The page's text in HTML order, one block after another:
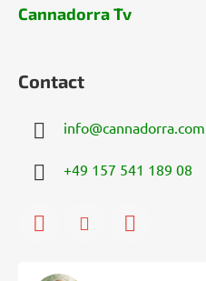
Cannadorra Tv
Contact
info@cannadorra.com
+49 157 541 189 08